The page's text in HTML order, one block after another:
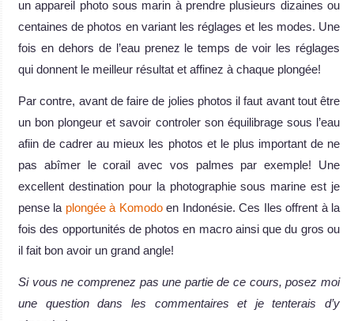
un appareil photo sous marin à prendre plusieurs dizaines ou
centaines de photos en variant les réglages et les modes. Une
fois en dehors de l’eau prenez le temps de voir les réglages
qui donnent le meilleur résultat et affinez à chaque plongée!
Par contre, avant de faire de jolies photos il faut avant tout être
un bon plongeur et savoir controler son équilibrage sous l’eau
afiin de cadrer au mieux les photos et le plus important de ne
pas abîmer le corail avec vos palmes par exemple! Une
excellent destination pour la photographie sous marine est je
pense la plongée à Komodoen Indonésie. Ces Iles offrent à la
fois des opportunités de photos en macro ainsi que du gros ou
il fait bon avoir un grand angle!
Si vous ne comprenez pas une partie de ce cours, posez moi
une question dans les commentaires et je tenterais d’y